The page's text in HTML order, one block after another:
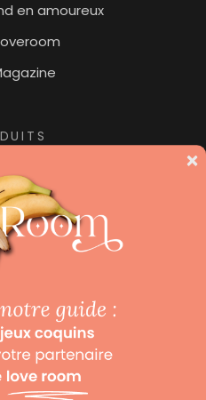
en amoureux
privatif
de luxe, ne manquez
Hôtels
hôtels avec spa.
légales